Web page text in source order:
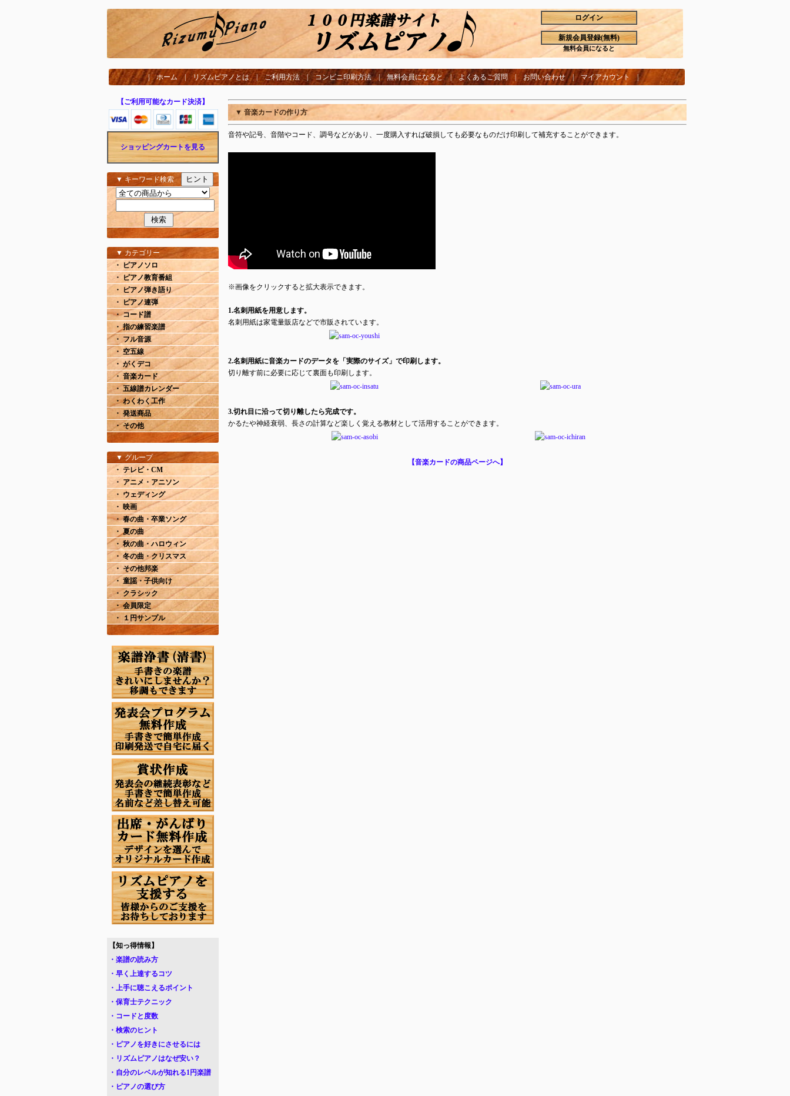
ログイン
新規会員登録(無料)
無料会員になると
|ホーム|リズムピアノとは|ご利用方法|コンビニ印刷方法|無料会員になると|よくあるご質問 |お問い合わせ|マイアカウント |
【ご利用可能なカード決済】
ショッピングカートを見る
▼ キーワード検索 ヒント
▼ カテゴリー
・ ピアノソロ
・ ピアノ教育番組
・ ピアノ弾き語り
・ ピアノ連弾
・ コード譜
・ 指の練習楽譜
・ フル音源
・ 空五線
・ がくデコ
・ 音楽カード
・ 五線譜カレンダー
・ わくわく工作
・ 発送商品
・ その他
▼ グループ
・ テレビ・CM
・ アニメ・アニソン
・ ウェディング
・ 映画
・ 春の曲・卒業ソング
・ 夏の曲
・ 秋の曲・ハロウィン
・ 冬の曲・クリスマス
・ その他邦楽
・ 童謡・子供向け
・ クラシック
・ 会員限定
・ １円サンプル
【知っ得情報】
・楽譜の読み方
・早く上達するコツ
・上手に聴こえるポイント
・保育士テクニック
・コードと度数
・検索のヒント
・ピアノを好きにさせるには
・リズムピアノはなぜ安い？
・自分のレベルが知れる1円楽譜
・ピアノの選び方
▼ 音楽カードの作り方
音符や記号、音階やコード、調号などがあり、一度購入すれば破損しても必要なものだけ印刷して補充することができます。
※画像をクリックすると拡大表示できます。
1.名刺用紙を用意します。
名刺用紙は家電量販店などで市販されています。
2.名刺用紙に音楽カードのデータを「実際のサイズ」で印刷します。
切り離す前に必要に応じて裏面も印刷します。
3.切れ目に沿って切り離したら完成です。
かるたや神経衰弱、長さの計算など楽しく覚える教材として活用することができます。
【音楽カードの商品ページへ】